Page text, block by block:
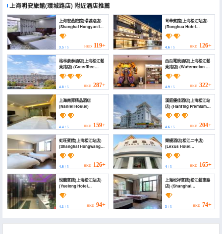
上海明安旅館(環城路店) 附近酒店推薦
上海宏燕旅館(環城路店)
(Shanghai Hongyan Inn
(Huancheng Road))
3.5 / 5 HKD 119+
茸華賓館(上海松江站店)
(Ronghua Hotel
(Shanghai Songjiang
Station))
4.6/ 5 HKD 126+
格林豪泰酒店(上海松江鬆
東路店) (GreenTree
Hotel (Shanghai
Songjiang Songdong
Road))
4.8 / 5 HKD 287+
西瓜電競酒店(上海松江鬆
東路店) (Watermelon E-
sports Hotel
(Songjiang, Shanghai))
4.9/ 5 HKD 322+
上海南菲精品酒店
(Nanfei Hostel)
4.4 / 5 HKD 159+
漢庭優佳酒店(上海松江站
店) (HanTing Premium
Hotel (Shanghai
Songjiang Station))
4.6/ 5 HKD 204+
虹旺賓館(上海松江站店)
(Shanghai Hongwang
Hotel)
4.6 / 5 HKD 126+
樂縵酒店(松江二中店)
(Lexus Hotel
(Songjiang Ring Road))
4/ 5 HKD 165+
悅龍賓館(上海松江站店)
(Yuelong Hotel
(Shanghai Songjiang
Station))
4.1 / 5 HKD 94+
上海松祥賓館(松江鬆東路
店) (Shanghai
Songxiang Hotel
(Songjiang Songdong
3/ 5 HKD 74+